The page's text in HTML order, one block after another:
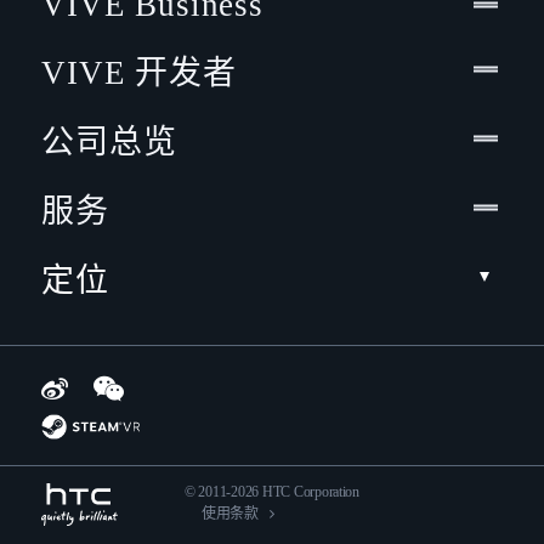
VIVE 开发者
公司总览
服务
定位
© 2011-2026 HTC Corporation
使用条款